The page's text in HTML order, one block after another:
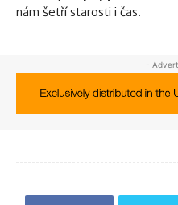
nám šetří starosti i čas.
-